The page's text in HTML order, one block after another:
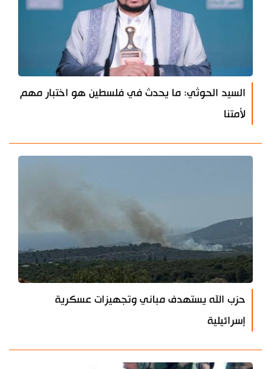
السيد الحوثي: ما يحدث في فلسطين هو اختبار مهم
لأمتنا
حزب الله يستهدف مباني وتجهيزات عسكرية
إسرائيلية